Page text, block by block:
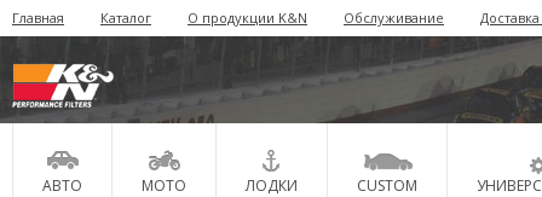
Главная Каталог О продукции K&N Обслуживание
АВТО МОТО ЛОДКИ CUSTOM